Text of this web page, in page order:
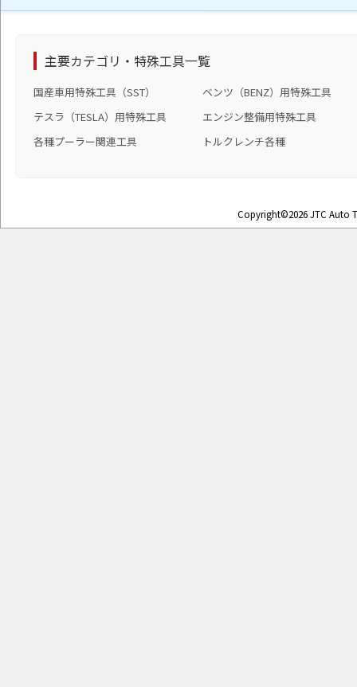
主要カテゴリ・特殊工具一覧
国産車用特殊工具（SST）
ベンツ（BENZ）用特殊工具
テスラ（TESLA）用特殊工具
エンジン整備用特殊工具
各種プーラー関連工具
トルクレンチ各種
Copyright©2026 JTC Auto